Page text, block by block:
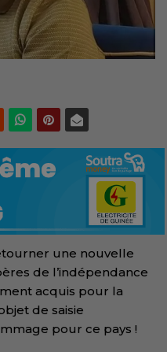
une nouvelle
de l’indépendance
acquis pour la
de saisie
pour ce pays !